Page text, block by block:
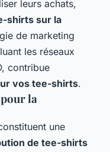
leurs achats,
shirts sur la
de marketing
les réseaux
contribue
vos tee-shirts.
la
une
de tee-shirts